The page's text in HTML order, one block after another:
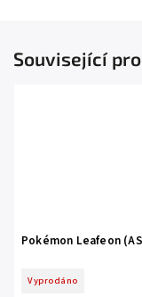
Související
Pokémon Leafeon
Vyprodáno